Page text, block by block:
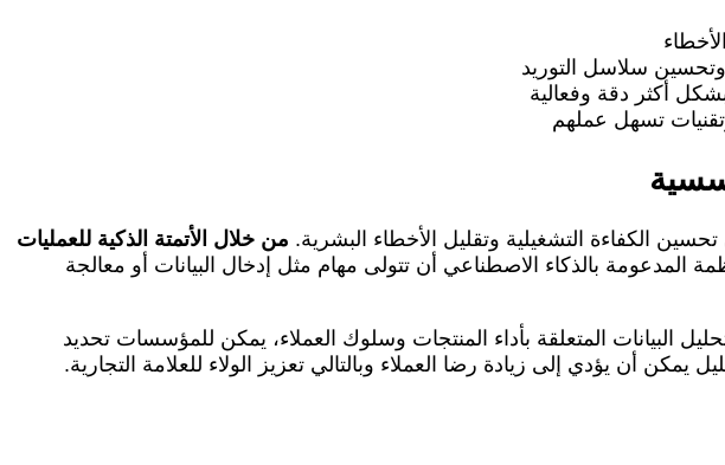
وتحسين سلاسل التوريد
أكثر دقة وفعالية
تسهل عملهم
الكفاءة التشغيلية وتقليل الأخطاء البشرية. من خلال الأتمتة الذكية للعمليات
المدعومة بالذكاء الاصطناعي أن تتولى مهام مثل إدخال البيانات أو معالجة
المتعلقة بأداء المنتجات وسلوك العملاء، يمكن للمؤسسات تحديد
أن يؤدي إلى زيادة رضا العملاء وبالتالي تعزيز الولاء للعلامة التجارية.